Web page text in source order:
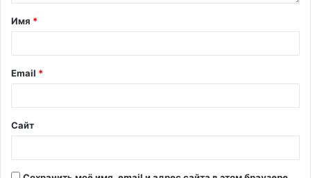
Имя *
Email *
Сайт